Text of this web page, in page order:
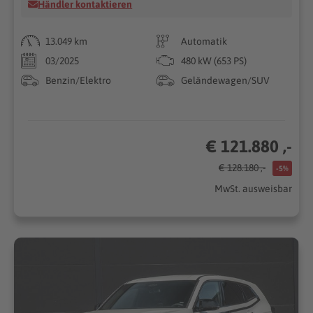
Händler kontaktieren
13.049 km
Automatik
03/2025
480 kW (653 PS)
Benzin/Elektro
Geländewagen/SUV
€ 121.880 ,-
€ 128.180 ,- -5%
MwSt. ausweisbar